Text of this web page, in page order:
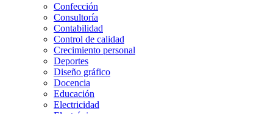
Confección
Consultoría
Contabilidad
Control de calidad
Crecimiento personal
Deportes
Diseño gráfico
Docencia
Educación
Electricidad